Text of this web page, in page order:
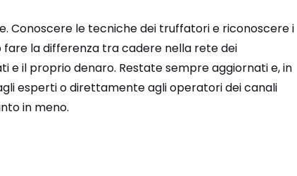
Conoscere le tecniche dei truffatori e riconoscere i
la differenza tra cadere nella rete dei
e il proprio denaro. Restate sempre aggiornati e, in
esperti o direttamente agli operatori dei canali
in meno.